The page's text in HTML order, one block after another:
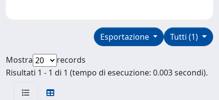
Tutti (1)
Esportazione
Mostra
records
Risultati 1 - 1 di 1 (tempo di esecuzione: 0.003 secondi).